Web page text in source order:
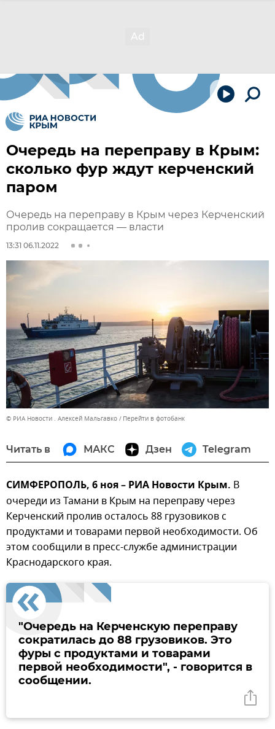
Очередь на переправу в Крым:
сколько фур ждут керченский
паром
Очередь на переправу в Крым через Керченский
пролив сокращается — власти
13:31 06.11.2022
© РИА Новости . Алексей Мальгавко Перейти в фотобанк
Читать в МАКС Дзен Telegram
СИМФЕРОПОЛЬ, 6 ноя – РИА Новости Крым. В
очереди из Тамани в Крым на переправу через
Керченский пролив осталось 88 грузовиков с
продуктами и товарами первой необходимости. Об
этом сообщили в пресс-службе администрации
Краснодарского края.
"Очередь на Керченскую переправу
сократилась до 88 грузовиков. Это
фуры с продуктами и товарами
первой необходимости", - говорится в
сообщении.